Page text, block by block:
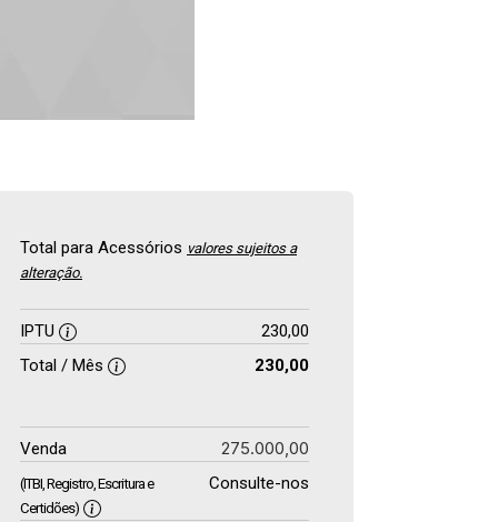
Total para Acessórios valores sujeitos a
alteração.
IPTU
230,00
Total / Mês
230,00
Venda 275.000,00
(ITBI, Registro, Escritura e
Certidões)
Consulte-nos